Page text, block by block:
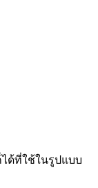
ด้ที่ใช้ในรูปแบบ